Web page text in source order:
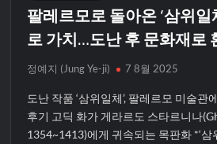
팔레르모로 돌아온 ‘삼위일
로 가치…도난 후 문화재로
정예지 (Jung Ye-ji) 7 8월 2025
도난 작품 ‘삼위일체’, 팔레르모 미술관
후기 고딕 화가 게라르도 스타르니나
1354~1413)에게 귀속되는 목판화 *‘삼